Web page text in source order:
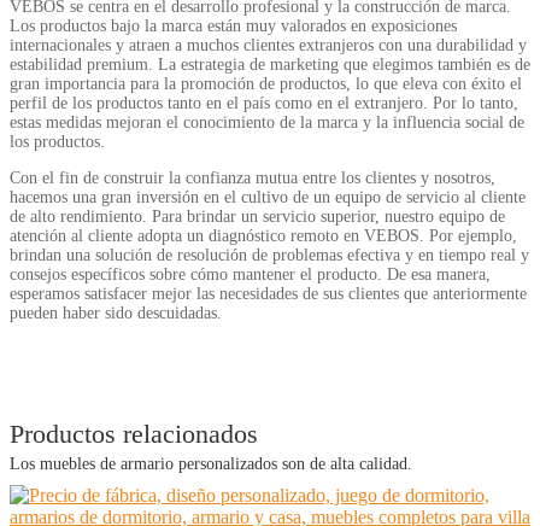
VEBOS se centra en el desarrollo profesional y la construcción de marca.
Los productos bajo la marca están muy valorados en exposiciones
internacionales y atraen a muchos clientes extranjeros con una durabilidad y
estabilidad premium. La estrategia de marketing que elegimos también es de
gran importancia para la promoción de productos, lo que eleva con éxito el
perfil de los productos tanto en el país como en el extranjero. Por lo tanto,
estas medidas mejoran el conocimiento de la marca y la influencia social de
los productos.
Con el fin de construir la confianza mutua entre los clientes y nosotros,
hacemos una gran inversión en el cultivo de un equipo de servicio al cliente
de alto rendimiento. Para brindar un servicio superior, nuestro equipo de
atención al cliente adopta un diagnóstico remoto en VEBOS. Por ejemplo,
brindan una solución de resolución de problemas efectiva y en tiempo real y
consejos específicos sobre cómo mantener el producto. De esa manera,
esperamos satisfacer mejor las necesidades de sus clientes que anteriormente
pueden haber sido descuidadas.
Productos relacionados
Los muebles de armario personalizados son de alta calidad.